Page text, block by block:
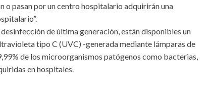
o pasan por un centro hospitalario adquirirán una
de última generación, están disponibles un
tipo C (UVC) -generada mediante lámparas de
de los microorganismos patógenos como bacterias,
en hospitales.